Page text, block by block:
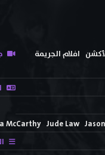
افلام الجريمة
Jude Law
McCarthy